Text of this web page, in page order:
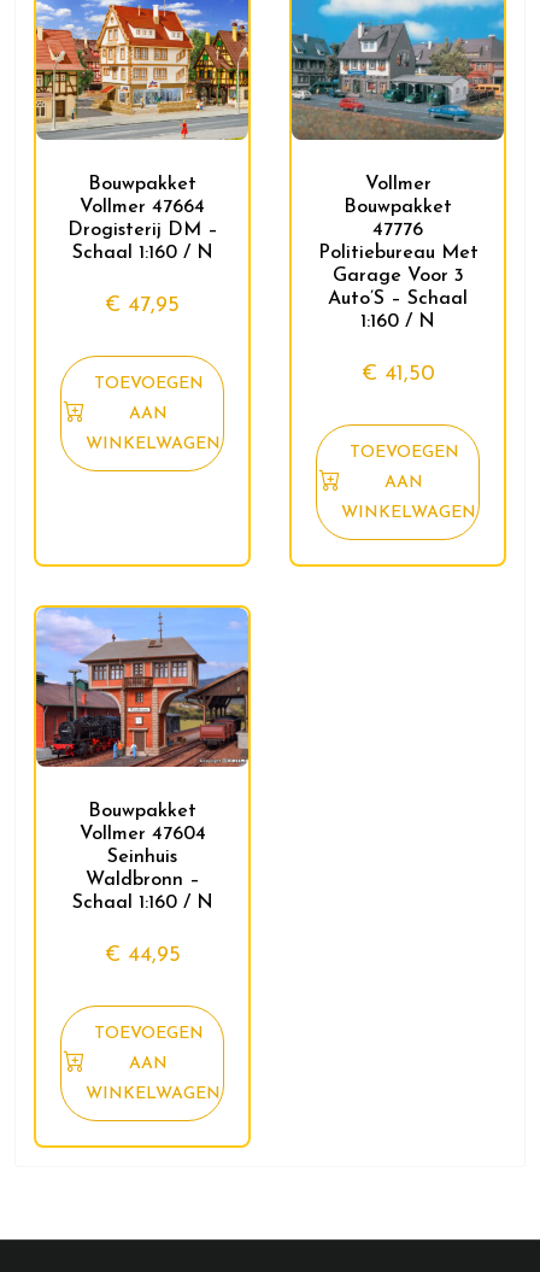
Bouwpakket
Vollmer 47664
Drogisterij DM –
Schaal 1:160 / N
€ 47,95
TOEVOEGEN
AAN
WINKELWAGEN
Vollmer
Bouwpakket
47776
Politiebureau Met
Garage Voor 3
Auto’S – Schaal
1:160 / N
€ 41,50
TOEVOEGEN
AAN
WINKELWAGEN
Bouwpakket
Vollmer 47604
Seinhuis
Waldbronn –
Schaal 1:160 / N
€ 44,95
TOEVOEGEN
AAN
WINKELWAGEN